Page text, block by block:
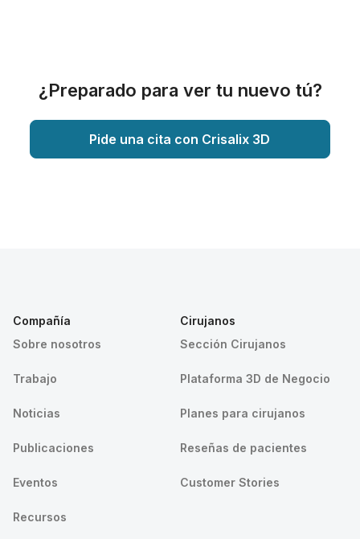
¿Preparado para ver tu nuevo tú?
Pide una cita con Crisalix 3D
Compañía
Sobre nosotros
Trabajo
Noticias
Publicaciones
Eventos
Recursos
Cirujanos
Sección Cirujanos
Plataforma 3D de Negocio
Planes para cirujanos
Reseñas de pacientes
Customer Stories